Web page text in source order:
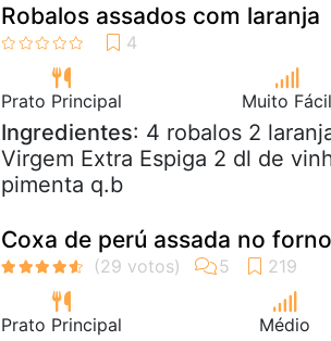
Robalos assados com laranja
Prato Principal Muito Fácil
Ingredientes: 4 robalos 2
Virgem Extra Espiga 2 dl de
pimenta q.b
Coxa de perú assada no
Prato Principal Médio